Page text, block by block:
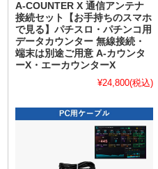
A-COUNTER X 通信アンテナ
接続セット【お手持ちのスマホ
で見る】パチスロ・パチンコ用
データカウンター 無線接続・
端末は別途ご用意 A-カウンタ
ーX・エーカウンターX
¥24,800(税込)